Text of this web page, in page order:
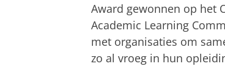
Award gewonnen op het
Academic Learning
met organisaties om
zo al vroeg in hun